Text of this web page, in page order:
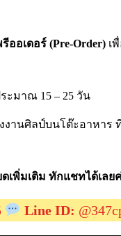
ออเดอร์ (Pre-Order) เ
ะมาณ 15 – 25 วัน
งานศิลป์บนโต๊ะอาหา
เพิ่มเติม ทักแชทได้เลย
Line ID: